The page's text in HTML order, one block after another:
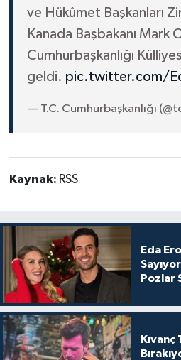
ve Hükûmet Başkanları
Kanada Başbakanı Mark
Cumhurbaşkanlığı
geldi. pic.twitter.com/
— T.C. Cumhurbaşkanlığı
Kaynak: RSS
Eda
Pozlar